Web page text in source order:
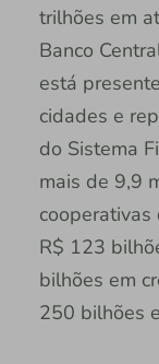
trilhões em
Banco
está
cidades e
do Sistema
mais de 9,9
cooperativas
R$ 123
bilhões em
250 bilhões